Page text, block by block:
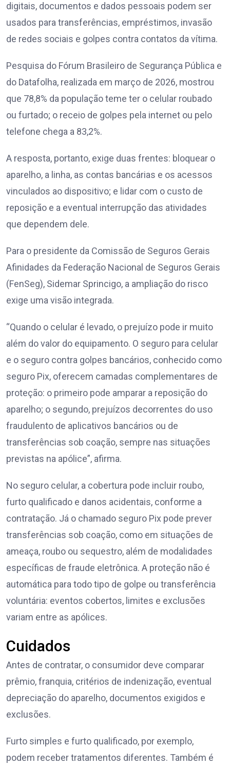
digitais, documentos e dados pessoais podem ser
usados para transferências, empréstimos, invasão
de redes sociais e golpes contra contatos da vítima.
Pesquisa do Fórum Brasileiro de Segurança Pública e
do Datafolha, realizada em março de 2026, mostrou
que 78,8% da população teme ter o celular roubado
ou furtado; o receio de golpes pela internet ou pelo
telefone chega a 83,2%.
A resposta, portanto, exige duas frentes: bloquear o
aparelho, a linha, as contas bancárias e os acessos
vinculados ao dispositivo; e lidar com o custo de
reposição e a eventual interrupção das atividades
que dependem dele.
Para o presidente da Comissão de Seguros Gerais
Afinidades da Federação Nacional de Seguros Gerais
(FenSeg), Sidemar Sprincigo, a ampliação do risco
exige uma visão integrada.
“Quando o celular é levado, o prejuízo pode ir muito
além do valor do equipamento. O seguro para celular
e o seguro contra golpes bancários, conhecido como
seguro Pix, oferecem camadas complementares de
proteção: o primeiro pode amparar a reposição do
aparelho; o segundo, prejuízos decorrentes do uso
fraudulento de aplicativos bancários ou de
transferências sob coação, sempre nas situações
previstas na apólice”, afirma.
No seguro celular, a cobertura pode incluir roubo,
furto qualificado e danos acidentais, conforme a
contratação. Já o chamado seguro Pix pode prever
transferências sob coação, como em situações de
ameaça, roubo ou sequestro, além de modalidades
específicas de fraude eletrônica. A proteção não é
automática para todo tipo de golpe ou transferência
voluntária: eventos cobertos, limites e exclusões
variam entre as apólices.
Cuidados
Antes de contratar, o consumidor deve comparar
prêmio, franquia, critérios de indenização, eventual
depreciação do aparelho, documentos exigidos e
exclusões.
Furto simples e furto qualificado, por exemplo,
podem receber tratamentos diferentes. Também é